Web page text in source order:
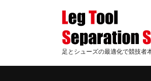
足とシューズの最適化で競技者